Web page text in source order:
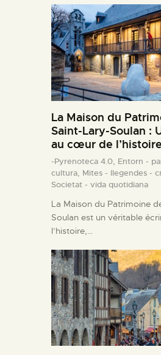
La Maison du
Saint-Lary-Soulan :
au cœur de
-Pyrenoteca 4.0, Entorn -
cultura, Mites - llegendes -
Societat - vida quotidiana
La Maison du Patrimoine
Soulan est un véritable
l’histoire,…